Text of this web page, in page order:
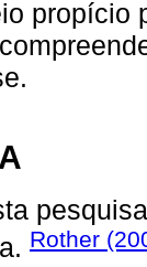
propício
Rother